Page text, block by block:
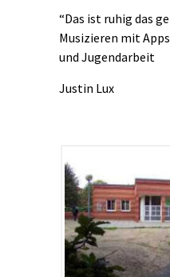
“Das ist ruhig das
Musizieren mit
und Jugendarbeit
Justin Lux